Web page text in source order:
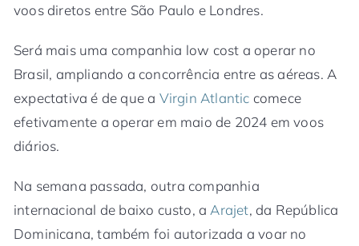
voos diretos entre São Paulo e Londres.
Será mais uma companhia low cost a operar no
Brasil, ampliando a concorrência entre as aéreas. A
expectativa é de que a Virgin Atlantic comece
efetivamente a operar em maio de 2024 em voos
diários.
Na semana passada, outra companhia
internacional de baixo custo, a Arajet, da República
Dominicana, também foi autorizada a voar no